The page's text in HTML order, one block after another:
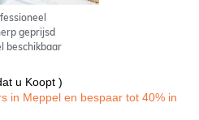
u Koopt )
in Meppel en bespaar tot 40% in